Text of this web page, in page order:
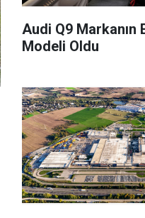
Audi Q9 Markanın
Modeli Oldu